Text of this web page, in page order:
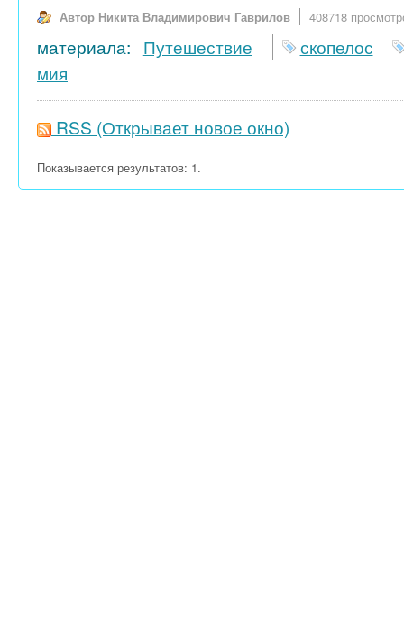
Автор Никита Владимирович Гаврилов 408718
материала: Путешествие
скопелос
мия
RSS (Открывает новое окно)
Показывается результатов: 1.